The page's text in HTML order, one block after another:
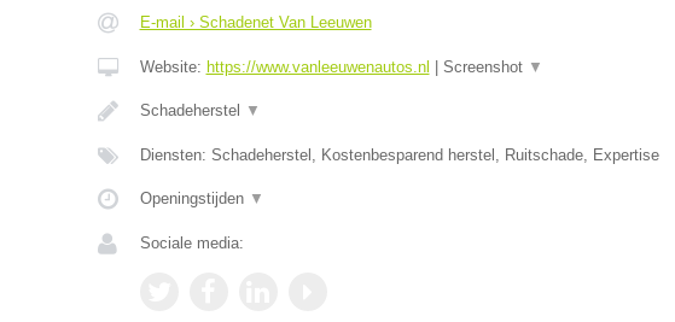
E-mail › Schadenet Van Leeuwen
Website: https://www.vanleeuwenautos.nl Screenshot ▼
Schadeherstel ▼
Diensten: Schadeherstel, Kostenbesparend herstel, Ruitschade, Expertise
Openingstijden ▼
Sociale media: